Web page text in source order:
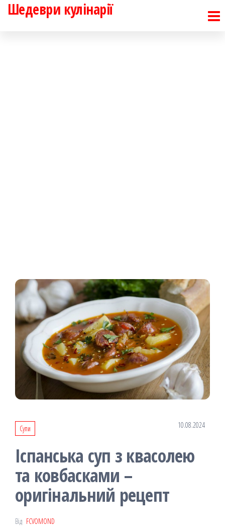
Перейти
Шедеври кулінарії
Супи 10.08.2024
Іспанська суп з квасолею
та ковбасками –
оригінальний рецепт
Від FCVOMOND